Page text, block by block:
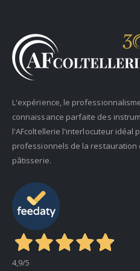
L'expérience, le
connaissance parfaite des
l'AFcoltellerie l'interlocuteur idéal
professionnels de la restauration
pâtisserie.
4,9/5